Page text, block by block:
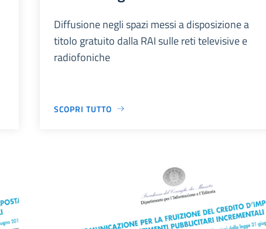
Diffusione negli spazi messi a disposizione a
titolo gratuito dalla RAI sulle reti televisive e
radiofoniche
SCOPRI TUTTO